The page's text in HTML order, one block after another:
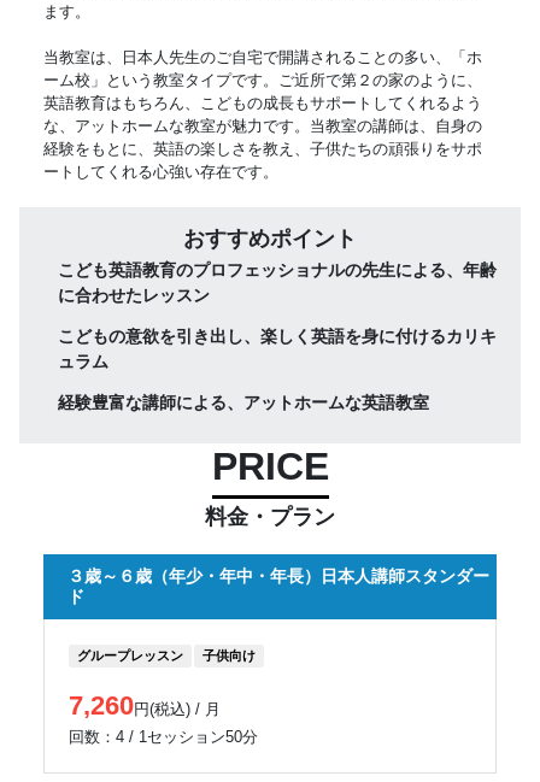
ます。
当教室は、日本人先生のご自宅で開講されることの多い、「ホ
ーム校」という教室タイプです。ご近所で第２の家のように、
英語教育はもちろん、こどもの成長もサポートしてくれるよう
な、アットホームな教室が魅力です。当教室の講師は、自身の
経験をもとに、英語の楽しさを教え、子供たちの頑張りをサポ
ートしてくれる心強い存在です。
おすすめポイント
こども英語教育のプロフェッショナルの先生による、年齢
に合わせたレッスン
こどもの意欲を引き出し、楽しく英語を身に付けるカリキ
ュラム
経験豊富な講師による、アットホームな英語教室
PRICE
料金・プラン
３歳～６歳（年少・年中・年長）日本人講師スタンダー
ド
グループレッスン 子供向け
7,260円(税込) / 月
回数：4 / 1セッション50分